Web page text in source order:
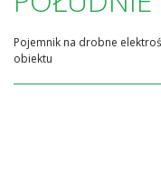
Pojemnik na drobne
obiektu